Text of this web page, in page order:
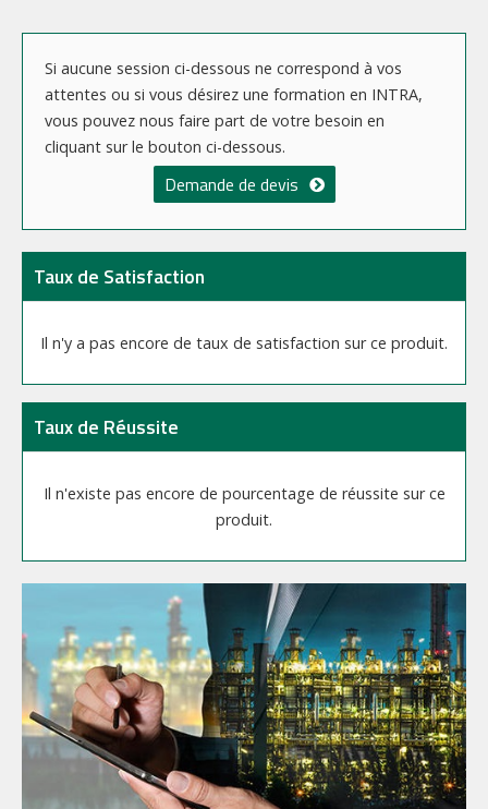
Si aucune session ci-dessous ne correspond à vos
attentes ou si vous désirez une formation en INTRA,
vous pouvez nous faire part de votre besoin en
cliquant sur le bouton ci-dessous.
Demande de devis
Taux de Satisfaction
Il n'y a pas encore de taux de satisfaction sur ce produit.
Taux de Réussite
Il n'existe pas encore de pourcentage de réussite sur ce
produit.